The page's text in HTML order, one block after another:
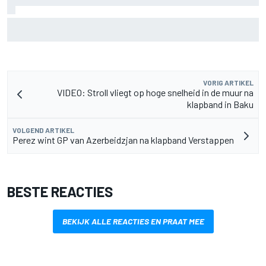
VORIG ARTIKEL
VIDEO: Stroll vliegt op hoge snelheid in de muur na
klapband in Baku
VOLGEND ARTIKEL
Perez wint GP van Azerbeidzjan na klapband Verstappen
BESTE REACTIES
BEKIJK ALLE REACTIES EN PRAAT MEE